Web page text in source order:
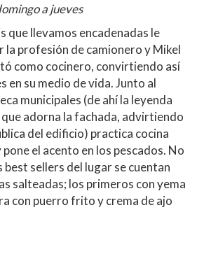
a jueves
que llevamos encadenadas le
la profesión de camionero y Mikel
como cocinero, convirtiendo así
en su medio de vida. Junto al
municipales (de ahí la leyenda
adorna la fachada, advirtiendo
del edificio) practica cocina
el acento en los pescados. No
sellers del lugar se cuentan
salteadas; los primeros con yema
con puerro frito y crema de ajo